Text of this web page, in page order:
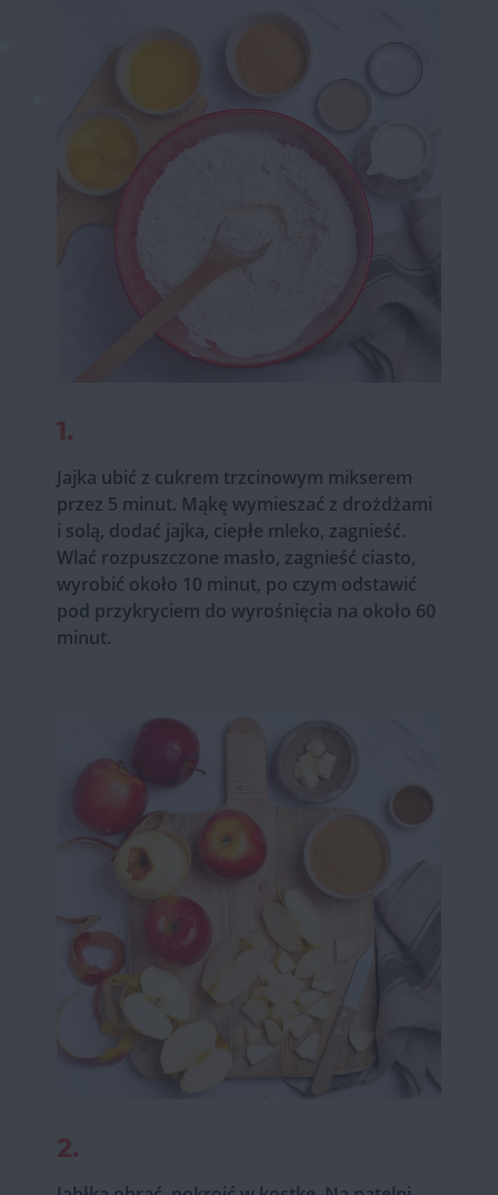
1.
Jajka ubić z cukrem trzcinowym mikserem
przez 5 minut. Mąkę wymieszać z drożdżami
i solą, dodać jajka, ciepłe mleko, zagnieść.
Wlać rozpuszczone masło, zagnieść ciasto,
wyrobić około 10 minut, po czym odstawić
pod przykryciem do wyrośnięcia na około 60
minut.
2.